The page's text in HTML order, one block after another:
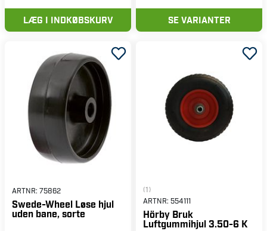
LÆG I INDKØBSKURV SE VARIANTER
ARTNR: 75862
Swede-Wheel Løse hjul
uden bane, sorte
(1)
ARTNR: 554111
Hörby Bruk
Luftgummihjul 3.50-6 K